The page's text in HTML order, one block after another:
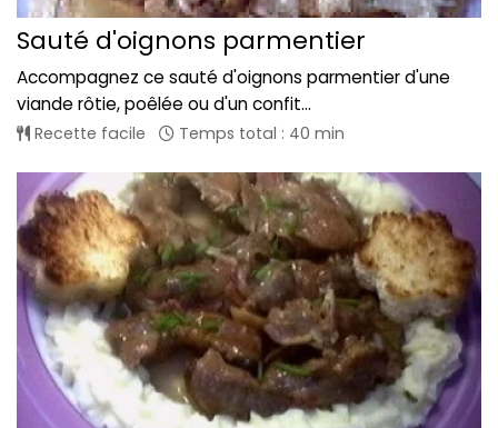
Sauté d'oignons parmentier
Accompagnez ce sauté d'oignons parmentier d'une
viande rôtie, poêlée ou d'un confit...
Recette facile Temps total : 40 min